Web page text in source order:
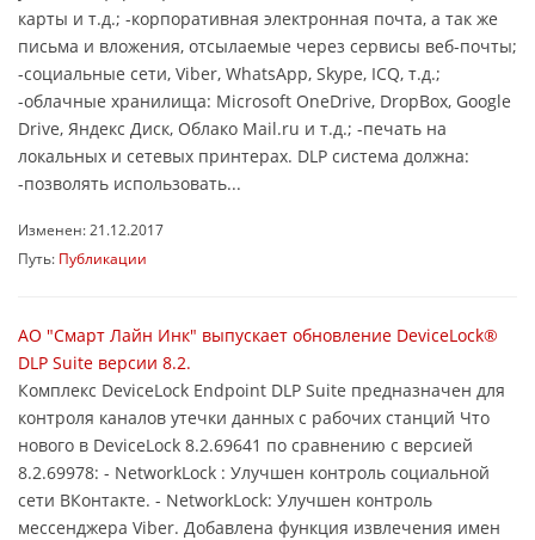
карты и т.д.; -корпоративная электронная почта, а так же
письма и вложения, отсылаемые через сервисы веб-почты;
-социальные сети, Viber, WhatsApp, Skype, ICQ, т.д.;
-облачные хранилища: Microsoft OneDrive, DropBox, Google
Drive, Яндекс Диск, Облако Mail.ru и т.д.; -печать на
локальных и сетевых принтерах. DLP система должна:
-позволять использовать...
Изменен: 21.12.2017
Путь: Публикации
АО "Смарт Лайн Инк" выпускает обновление DeviceLock®
DLP Suite версии 8.2.
Комплекс DeviceLock Endpoint DLP Suite предназначен для
контроля каналов утечки данных с рабочих станций Что
нового в DeviceLock 8.2.69641 по сравнению с версией
8.2.69978: - NetworkLock : Улучшен контроль социальной
сети ВКонтакте. - NetworkLock: Улучшен контроль
мессенджера Viber. Добавлена функция извлечения имен